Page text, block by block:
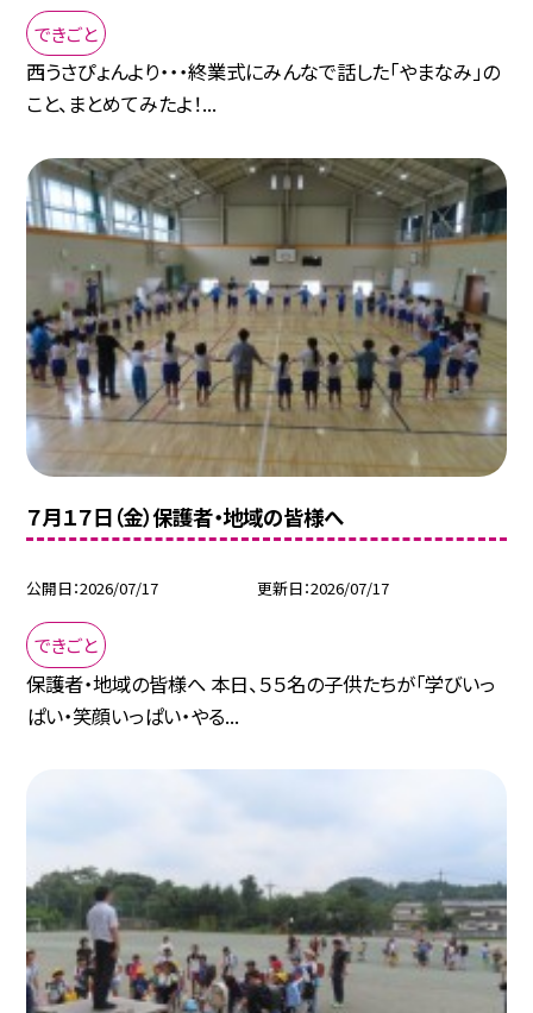
できごと
西うさぴょんより・・・終業式にみんなで話した「やまなみ」の
こと、まとめてみたよ！...
７月１７日（金）保護者・地域の皆様へ
公開日 2026/07/17 更新日 2026/07/17
できごと
保護者・地域の皆様へ 本日、５５名の子供たちが「学びいっ
ぱい・笑顔いっぱい・やる...